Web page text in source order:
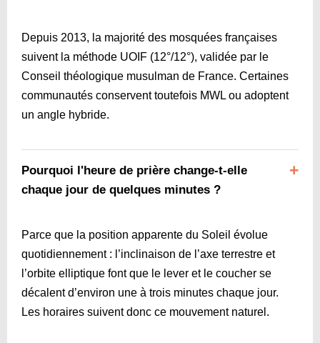
Depuis 2013, la majorité des mosquées françaises
suivent la méthode UOIF (12°/12°), validée par le
Conseil théologique musulman de France. Certaines
communautés conservent toutefois MWL ou adoptent
un angle hybride.
Pourquoi l'heure de prière change-t-elle
chaque jour de quelques minutes ?
Parce que la position apparente du Soleil évolue
quotidiennement : l’inclinaison de l’axe terrestre et
l’orbite elliptique font que le lever et le coucher se
décalent d’environ une à trois minutes chaque jour.
Les horaires suivent donc ce mouvement naturel.